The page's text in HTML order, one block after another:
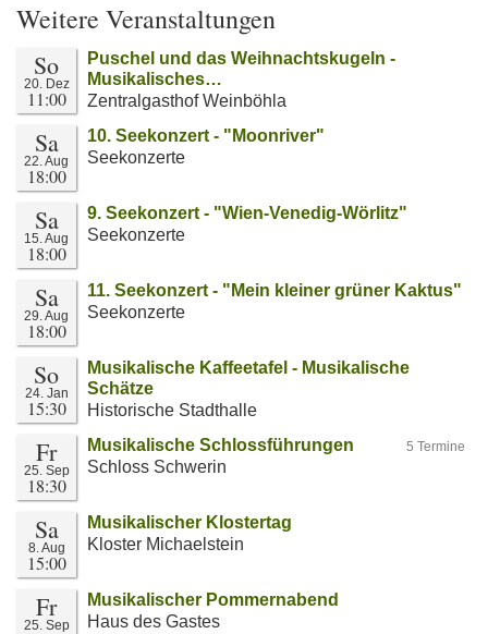
Weitere Veranstaltungen
So
20. Dez
11:00
Puschel und das Weihnachtskugeln -
Musikalisches…
Zentralgasthof Weinböhla
Sa
22. Aug
18:00
10. Seekonzert - "Moonriver"
Seekonzerte
Sa
15. Aug
18:00
9. Seekonzert - "Wien-Venedig-Wörlitz"
Seekonzerte
Sa
29. Aug
18:00
11. Seekonzert - "Mein kleiner grüner Kaktus"
Seekonzerte
So
24. Jan
15:30
Musikalische Kaffeetafel - Musikalische
Schätze
Historische Stadthalle
Fr
25. Sep
18:30
5 Termine
Musikalische Schlossführungen
Schloss Schwerin
Sa
8. Aug
15:00
Musikalischer Klostertag
Kloster Michaelstein
Fr
25. Sep
Musikalischer Pommernabend
Haus des Gastes